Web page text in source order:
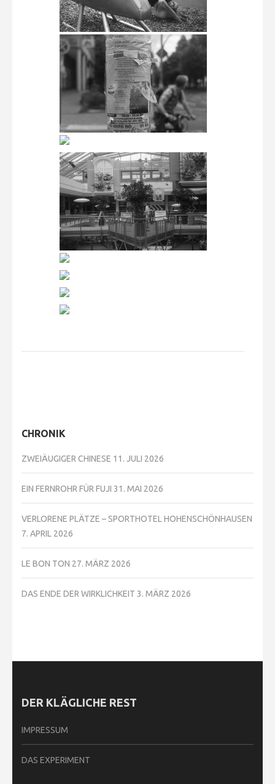
CHRONIK
ZWEIÄUGIGER CHINESE 11. JULI 2026
EIN FERNROHR FÜR FUJI 31. MAI 2026
VERLORENE PLÄTZE – SPORTHOTEL HOHENSCHÖNHAUSEN
7. APRIL 2026
LE BON TON 27. MÄRZ 2026
DAS ENDE DER WIRKLICHKEIT 3. MÄRZ 2026
DER KLÄGLICHE REST
IMPRESSUM
DAS EXPERIMENT